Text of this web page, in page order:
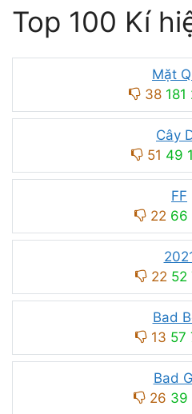
Top 100 Kí
Mặt
38 181
Cây
51 49
FF
22 66
22 52
Bad
13 57
Bad
26 39